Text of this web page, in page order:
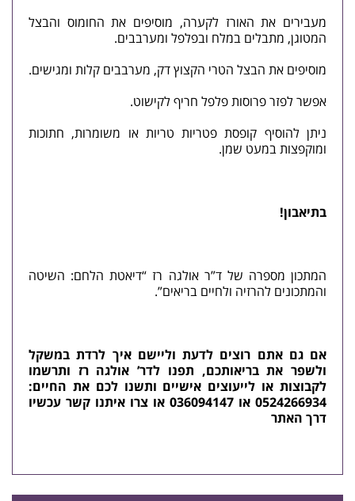
מעבירים את האורז לקערה, מוסיפים את החומוס והבצל
המטוגן, מתבלים במלח ובפלפל ומערבבים.
מוסיפים את הבצל הטרי הקצוץ דק, מערבבים קלות ומגישים.
אפשר לפזר פרוסות פלפל חריף לקישוט.
ניתן להוסיף קופסת פטריות טריות או משומרות, חתוכות
ומוקפצות במעט שמן.
בתיאבון!
המתכון מספרה של ד”ר אולגה רז “דיאטת הלחם: השיטה
והמתכונים להרזיה ולחיים בריאים”.
אם גם אתם רוצים לדעת וליישם איך לרדת במשקל
ולשפר את בריאותכם, תפנו לדר’ אולגה רז ותרשמו
לקבוצות או לייעוצים אישיים ותשנו לכם את החיים:
0524266934 או 036094147 או
צרו איתנו קשר עכשיו
דרך האתר